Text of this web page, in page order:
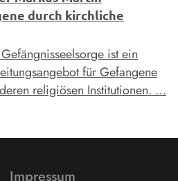
durch kirchliche
ist ein
für Gefangene
religiösen Institutionen. …
Impressum